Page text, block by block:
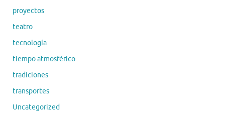
proyectos
teatro
tecnología
tiempo atmosférico
tradiciones
transportes
Uncategorized